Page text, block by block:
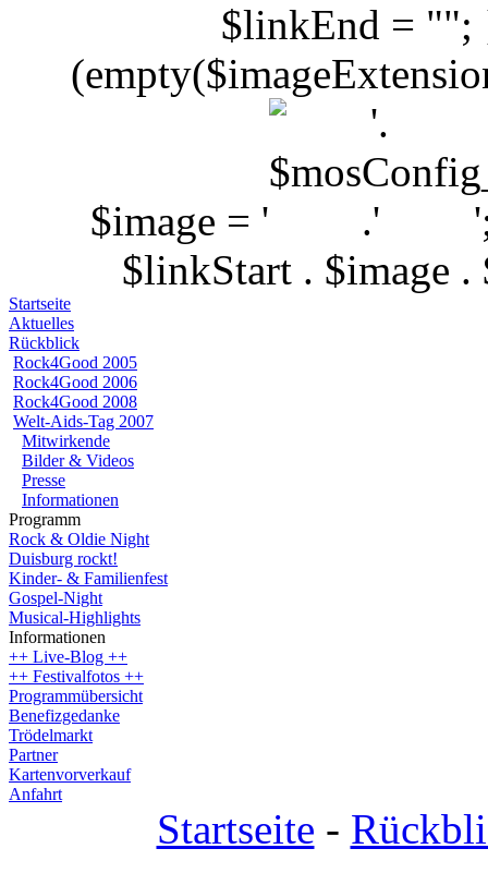
$linkEnd = "";
$image = '
$linkStart . $image .
Startseite
Aktuelles
Rückblick
Rock4Good 2005
Rock4Good 2006
Rock4Good 2008
Welt-Aids-Tag 2007
Mitwirkende
Bilder & Videos
Presse
Informationen
Programm
Rock & Oldie Night
Duisburg rockt!
Kinder- & Familienfest
Gospel-Night
Musical-Highlights
Informationen
++ Live-Blog ++
++ Festivalfotos ++
Programmübersicht
Benefizgedanke
Trödelmarkt
Partner
Kartenvorverkauf
Anfahrt
Startseite -